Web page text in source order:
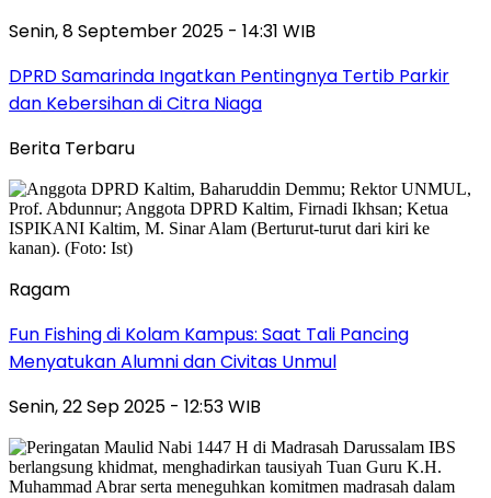
Senin, 8 September 2025 - 14:31 WIB
DPRD Samarinda Ingatkan Pentingnya Tertib Parkir
dan Kebersihan di Citra Niaga
Berita Terbaru
Ragam
Fun Fishing di Kolam Kampus: Saat Tali Pancing
Menyatukan Alumni dan Civitas Unmul
Senin, 22 Sep 2025 - 12:53 WIB